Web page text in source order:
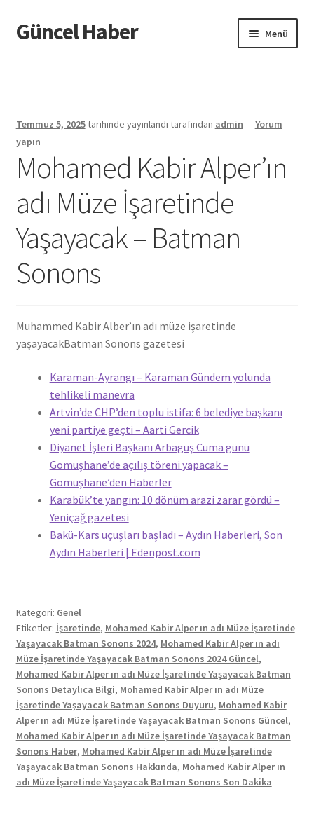
Dolaşıma
geç
İçeriğe
geç
Güncel Haber Menü
Temmuz 5, 2025tarihinde yayınlandı tarafından admin —Yorum
yapın
Mohamed Kabir Alper’ın
adı Müze İşaretinde
Yaşayacak – Batman
Sonons
Muhammed Kabir Alber’ın adı müze işaretinde
yaşayacakBatman Sonons gazetesi
Karaman-Ayrangı – Karaman Gündem yolunda
tehlikeli manevra
Artvin’de CHP’den toplu istifa: 6 belediye başkanı
yeni partiye geçti – Aarti Gercik
Diyanet İşleri Başkanı Arbaguş Cuma günü
Gomuşhane’de açılış töreni yapacak –
Gomuşhane’den Haberler
Karabük’te yangın: 10 dönüm arazi zarar gördü –
Yeniçağ gazetesi
Bakü-Kars uçuşları başladı – Aydın Haberleri, Son
Aydın Haberleri | Edenpost.com
Kategori: Genel
Etiketler: İşaretinde, Mohamed Kabir Alper ın adı Müze İşaretinde
Yaşayacak Batman Sonons 2024, Mohamed Kabir Alper ın adı
Müze İşaretinde Yaşayacak Batman Sonons 2024 Güncel,
Mohamed Kabir Alper ın adı Müze İşaretinde Yaşayacak Batman
Sonons Detaylıca Bilgi, Mohamed Kabir Alper ın adı Müze
İşaretinde Yaşayacak Batman Sonons Duyuru, Mohamed Kabir
Alper ın adı Müze İşaretinde Yaşayacak Batman Sonons Güncel,
Mohamed Kabir Alper ın adı Müze İşaretinde Yaşayacak Batman
Sonons Haber, Mohamed Kabir Alper ın adı Müze İşaretinde
Yaşayacak Batman Sonons Hakkında, Mohamed Kabir Alper ın
adı Müze İşaretinde Yaşayacak Batman Sonons Son Dakika